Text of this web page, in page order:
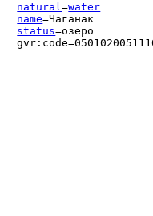
natural=water
name=Чаганак
status=озеро